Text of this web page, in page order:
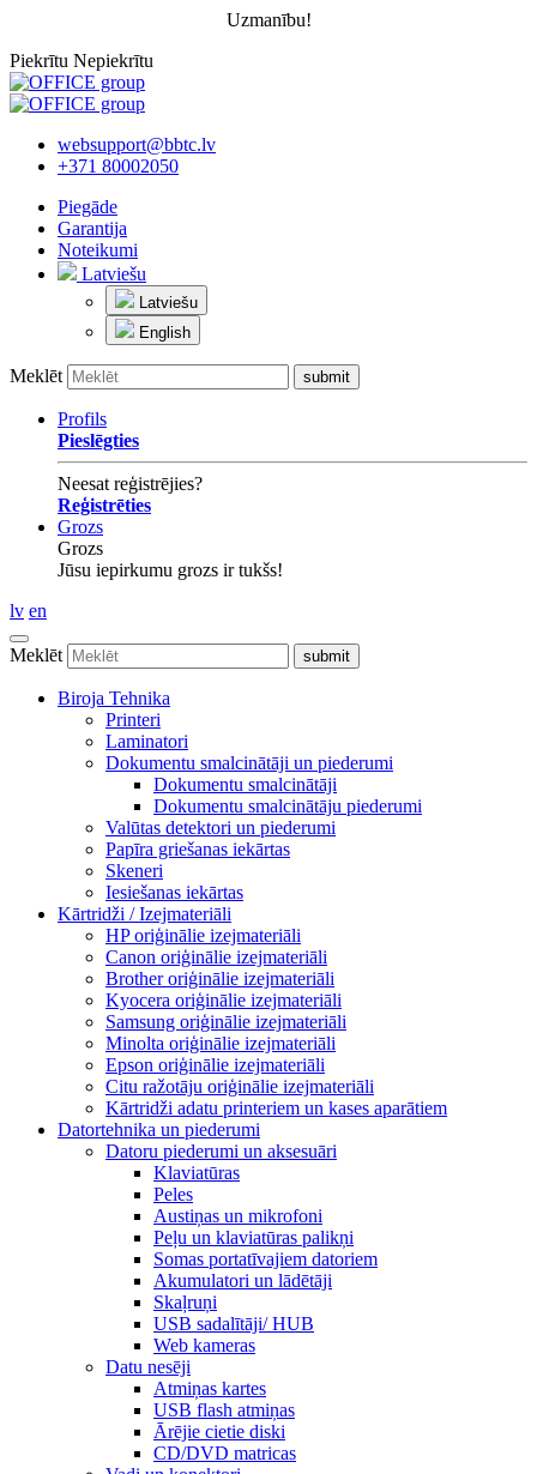
Uzmanību!
Piekrītu Nepiekrītu
websupport@bbtc.lv
+371 80002050
Piegāde
Garantija
Noteikumi
Latviešu
Latviešu
English
Meklēt
Profils
Pieslēgties
Neesat reģistrējies?
Reģistrēties
Grozs
Grozs
Jūsu iepirkumu grozs ir tukšs!
lv en
Meklēt
Biroja Tehnika
Printeri
Laminatori
Dokumentu smalcinātāji un piederumi
Dokumentu smalcinātāji
Dokumentu smalcinātāju piederumi
Valūtas detektori un piederumi
Papīra griešanas iekārtas
Skeneri
Iesiešanas iekārtas
Kārtridži / Izejmateriāli
HP oriģinālie izejmateriāli
Canon oriģinālie izejmateriāli
Brother oriģinālie izejmateriāli
Kyocera oriģinālie izejmateriāli
Samsung oriģinālie izejmateriāli
Minolta oriģinālie izejmateriāli
Epson oriģinālie izejmateriāli
Citu ražotāju oriģinālie izejmateriāli
Kārtridži adatu printeriem un kases aparātiem
Datortehnika un piederumi
Datoru piederumi un aksesuāri
Klaviatūras
Peles
Austiņas un mikrofoni
Peļu un klaviatūras palikņi
Somas portatīvajiem datoriem
Akumulatori un lādētāji
Skaļruņi
USB sadalītāji/ HUB
Web kameras
Datu nesēji
Atmiņas kartes
USB flash atmiņas
Ārējie cietie diski
CD/DVD matricas